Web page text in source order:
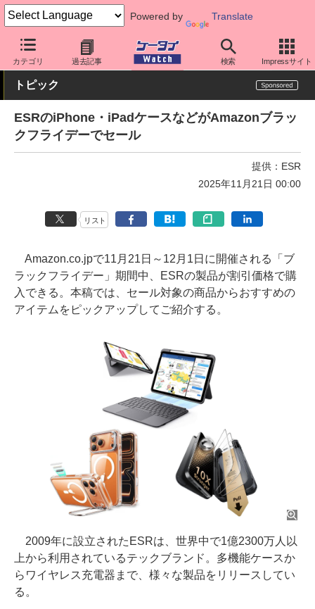
Powered by Translate
カテゴリ 過去記事 検索 Impressサイト
ケータイ Watch 周辺機器/アクセサリー スマホケース
トピック
ESRのiPhone・iPadケースなどがAmazonブラッ
クフライデーでセール
提供： ESR
2025年11月21日 00:00
リスト
Amazon.co.jpで11月21日～12月1日に開催される「ブ
ラックフライデー」期間中、ESRの製品が割引価格で購
入できる。本稿では、セール対象の商品からおすすめの
アイテムをピックアップしてご紹介する。
2009年に設立されたESRは、世界中で1億2300万人以
上から利用されているテックブランド。多機能ケースか
らワイヤレス充電器まで、様々な製品をリリースしてい
る。